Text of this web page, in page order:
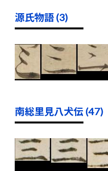
源氏物語 (3)
南総里見八犬伝 (47)